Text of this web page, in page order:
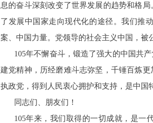
息的奋斗深刻改变了世界发展的趋势和格
了发展中国家走向现代化的途径。我们推
案、中国力量。党领导的社会主义中国，被
105年不懈奋斗，锻造了强大的中国共
建党精神，历经磨难斗志弥坚，千锤百炼
执政党，得到人民衷心拥护和支持，是中国
同志们、朋友们！
105年来，我们取得的一切成就，是一